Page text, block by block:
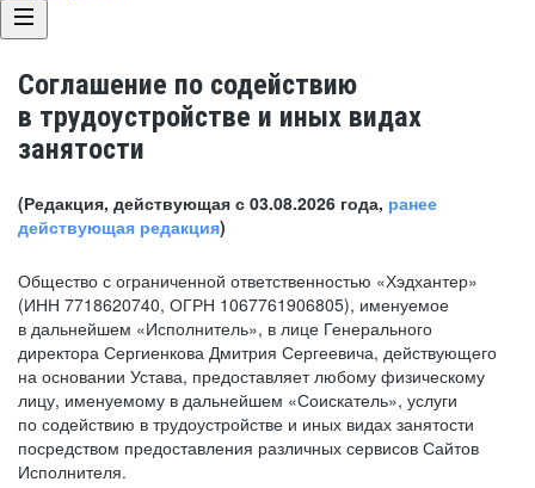
Соглашение по содействию
в трудоустройстве и иных видах
занятости
(Редакция, действующая с 03.08.2026 года, ранее
действующая редакция)
Общество с ограниченной ответственностью «Хэдхантер»
(ИНН 7718620740, ОГРН 1067761906805), именуемое
в дальнейшем «Исполнитель», в лице Генерального
директора Сергиенкова Дмитрия Сергеевича, действующего
на основании Устава, предоставляет любому физическому
лицу, именуемому в дальнейшем «Соискатель», услуги
по содействию в трудоустройстве и иных видах занятости
посредством предоставления различных сервисов Сайтов
Исполнителя.